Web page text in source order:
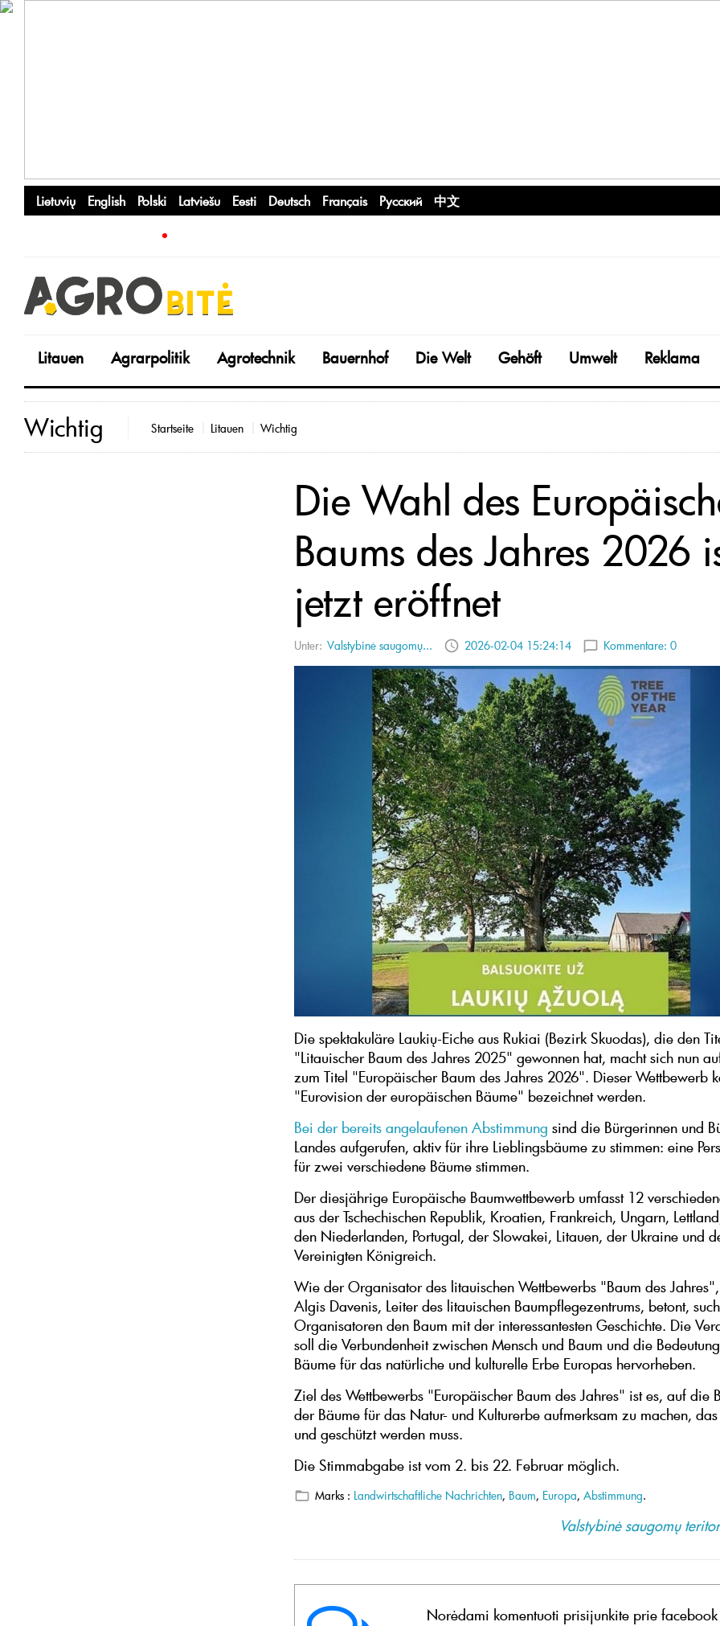
Lietuvių English Polski Latviešu Eesti Deutsch Français Русский 中文
Litauen Agrarpolitik Agrotechnik Bauernhof Die Welt Gehöft Umwelt Reklama
Wichtig Startseite Litauen Wichtig
Die Wahl des
Baums des Jahres 2026
jetzt eröffnet
Unter: Valstybinė saugomų... 2026-02-04 15:24:14 Kommentare: 0
Die spektakuläre Laukių-Eiche aus Rukiai (Bezirk Skuodas), die den
"Litauischer Baum des Jahres 2025" gewonnen hat, macht sich nun
zum Titel "Europäischer Baum des Jahres 2026". Dieser Wettbewerb
"Eurovision der europäischen Bäume" bezeichnet werden.
Bei der bereits angelaufenen Abstimmung sind die Bürgerinnen und
Landes aufgerufen, aktiv für ihre Lieblingsbäume zu stimmen: eine
für zwei verschiedene Bäume stimmen.
Der diesjährige Europäische Baumwettbewerb umfasst 12
aus der Tschechischen Republik, Kroatien, Frankreich, Ungarn,
den Niederlanden, Portugal, der Slowakei, Litauen, der Ukraine und
Vereinigten Königreich.
Wie der Organisator des litauischen Wettbewerbs "Baum des
Algis Davenis, Leiter des litauischen Baumpflegezentrums, betont,
Organisatoren den Baum mit der interessantesten Geschichte. Die
soll die Verbundenheit zwischen Mensch und Baum und die
Bäume für das natürliche und kulturelle Erbe Europas hervorheben.
Ziel des Wettbewerbs "Europäischer Baum des Jahres" ist es, auf die
der Bäume für das Natur- und Kulturerbe aufmerksam zu machen,
und geschützt werden muss.
Die Stimmabgabe ist vom 2. bis 22. Februar möglich.
Marks : Landwirtschaftliche Nachrichten, Baum, Europa, Abstimmung.
Valstybinė saugomų
Norėdami komentuoti prisijunkite prie facebook